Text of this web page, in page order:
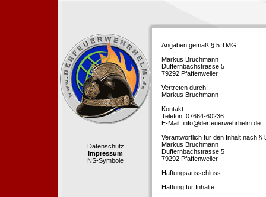
Datenschutz
Impressum
NS-Symbole
Angaben gemäß § 5 TMG
Markus Bruchmann
Duffernbachstrasse 5
79292 Pfaffenweiler
Vertreten durch:
Markus Bruchmann
Kontakt:
Telefon: 07664-60236
E-Mail: info@derfeuerwehrhelm.de
Verantwortlich für den Inhalt nach §
Markus Bruchmann
Duffernbachstrasse 5
79292 Pfaffenweiler
Haftungsausschluss:
Haftung für Inhalte